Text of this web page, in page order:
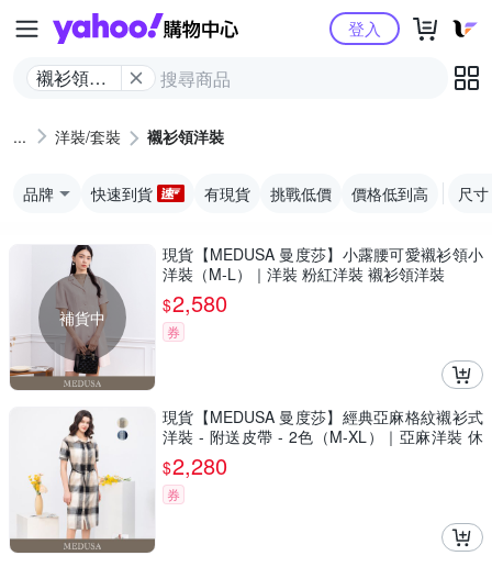
Yahoo購物中心
襯衫領洋
登入
洋裝/套裝 襯衫領洋裝
品牌 快速到貨 有現貨 挑戰低價 價格低到高 尺寸
補貨中
現貨【MEDUSA 曼度莎】小露腰可愛襯衫領小
洋裝（M-L）｜洋裝 粉紅洋裝 襯衫領洋裝
$2,580
券
現貨【MEDUSA 曼度莎】經典亞麻格紋襯衫式
洋裝 - 附送皮帶 - 2色（M-XL）｜亞麻洋裝 休
閒穿搭
$2,280
券